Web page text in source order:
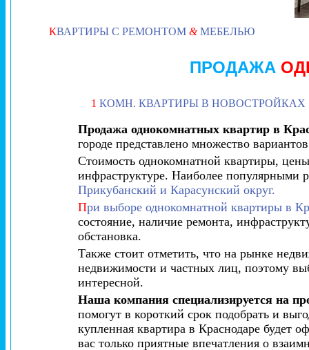
КВАРТИРЫ С РЕМОНТОМ &МЕБЕЛЬЮ
ПРОДАЖА
1 КОМН. КВАРТИРЫ В НОВОСТРОЙКАХ
Продажа однокомнатных квартир в
городе представлено множество
Стоимость однокомнатной квартиры,
инфраструктуре. Наиболее популярными
Прикубанский и Карасунский округ.
При выборе однокомнатной квартиры в
состояние, наличие ремонта,
обстановка.
Также стоит отметить, что на рынке
недвижимости и частных лиц, поэтому
интересной.
Наша компания специализируется на
помогут в короткий срок подобрать и
купленная квартира в Краснодаре будет
вас только приятные впечатления о